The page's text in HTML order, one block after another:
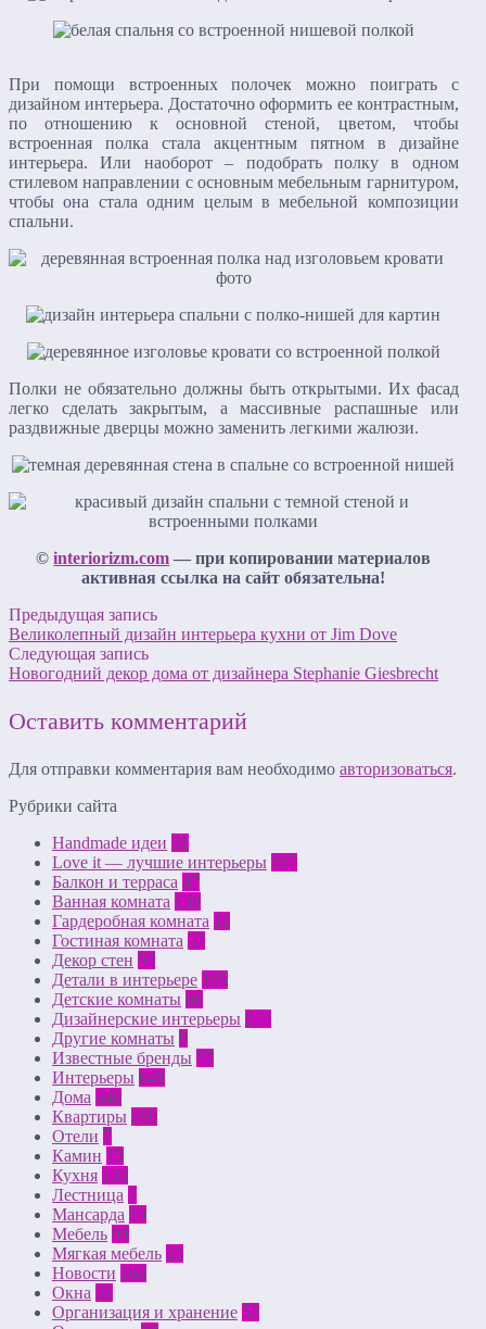
При помощи встроенных полочек можно поиграть с
дизайном интерьера. Достаточно оформить ее контрастным,
по отношению к основной стеной, цветом, чтобы
встроенная полка стала акцентным пятном в дизайне
интерьера. Или наоборот – подобрать полку в одном
стилевом направлении с основным мебельным гарнитуром,
чтобы она стала одним целым в мебельной композиции
спальни.
Полки не обязательно должны быть открытыми. Их фасад
легко сделать закрытым, а массивные распашные или
раздвижные дверцы можно заменить легкими жалюзи.
©interiorizm.com — при копировании материалов
активная ссылка на сайт обязательна!
Предыдущая запись
Великолепный дизайн интерьера кухни от Jim Dove
Следующая запись
Новогодний декор дома от дизайнера Stephanie Giesbrecht
Оставить комментарий
Для отправки комментария вам необходимо авторизоваться.
Рубрики сайта
Handmade идеи 31
Love it — лучшие интерьеры 167
Балкон и терраса 47
Ванная комната 130
Гардеробная комната 11
Гостиная комната 57
Декор стен 93
Детали в интерьере 105
Детские комнаты 80
Дизайнерские интерьеры 277
Другие комнаты 9
Известные бренды 37
Интерьеры 649
Дома 340
Квартиры 289
Отели 7
Камин 15
Кухня 135
Лестница 7
Мансарда 10
Мебель 94
Мягкая мебель 23
Новости 168
Окна 31
Организация и хранение 52